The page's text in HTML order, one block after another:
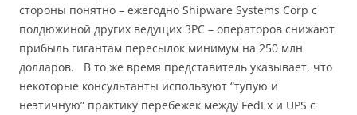
стороны понятно – ежегодно Shipware Systems Corp с
полдюжиной других ведущих 3PC – операторов снижают
прибыль гигантам пересылок минимум на 250 млн
долларов. В то же время представитель указывает, что
некоторые консультанты используют “тупую и
неэтичную” практику перебежек между FedEx и UPS с